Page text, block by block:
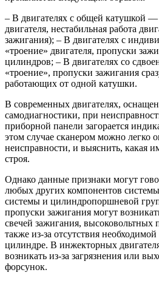
– В двигателях с общей катушкой
двигателя, нестабильная работа
зажигания); – В двигателях с
«троение» двигателя, пропуски
цилиндров; – В двигателях со
«троение», пропуски зажигания
работающих от одной катушки.
В современных двигателях,
самодиагностики, при
приборной панели загорается
этом случае сканером можно легко
неисправности, и выяснить, какая
строя.
Однако данные признаки могут
любых других компонентов
системы и цилиндропоршневой
пропуски зажигания могут
свечей зажигания, высоковольтных
также из-за отсутствия
цилиндре. В инжекторных
возникать из-за загрязнения или
форсунок.